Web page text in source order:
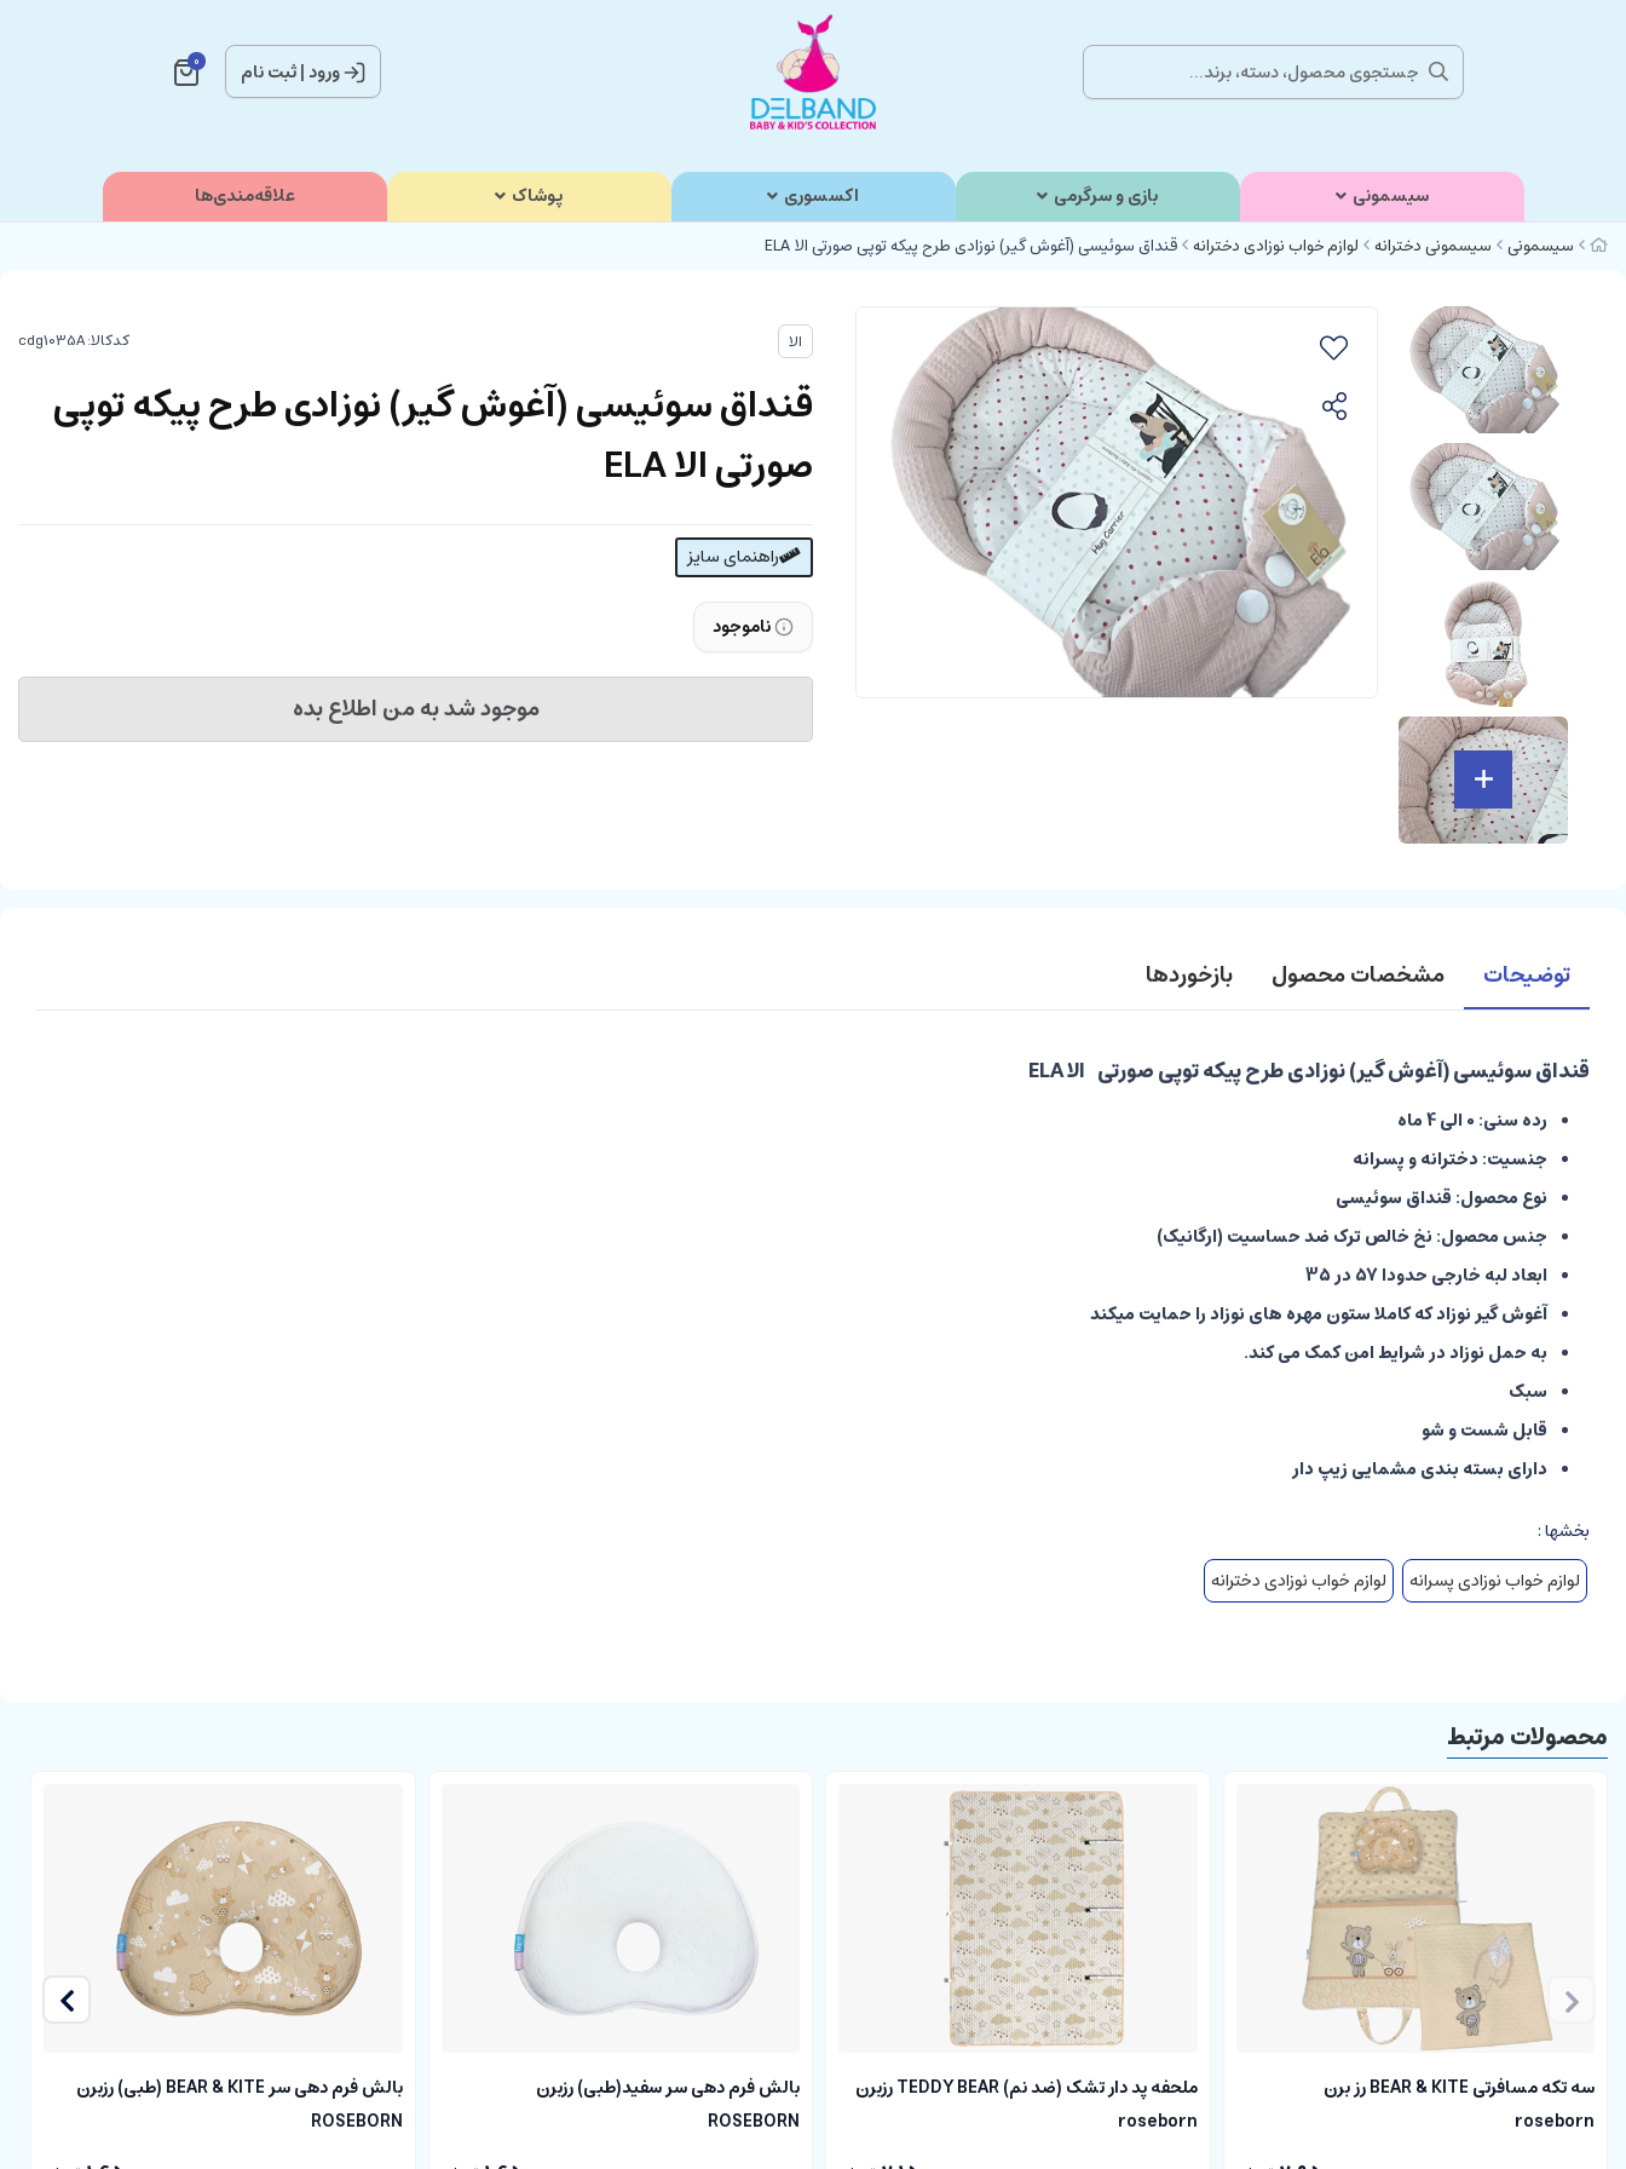
ورود|ثبت نام 0
سیسمونی بازی و سرگرمی اکسسوری پوشاک علاقه‌مندی‌ها
سیسمونی سیسمونی دخترانه لوازم خواب نوزادی دخترانه قنداق سوئیسی (آغوش گیر) نوزادی طرح پیکه توپی صورتی الا ELA
الا کدکالا:
قنداق سوئیسی (آغوش گیر) نوزادی طرح پیکه توپی
صورتی الا ELA
راهنمای سایز
ناموجود
موجود شد به من اطلاع بده
توضیحات مشخصات محصول بازخوردها
قنداق سوئیسی (آغوش گیر) نوزادی طرح پیکه توپی صورتی الا ELA
رده سنی: 0 الی 4 ماه
جنسیت: دخترانه و پسرانه
نوع محصول: قنداق سوئیسی
جنس محصول: نخ خالص ترک ضد حساسیت (ارگانیک)
ابعاد لبه خارجی حدودا 57 در 35
آغوش گیر نوزاد که کاملا ستون مهره های نوزاد را حمایت میکند
به حمل نوزاد در شرایط امن کمک می کند.
سبک
قابل شست و شو
دارای بسته بندی مشمایی زیپ دار
بخشها :
لوازم خواب نوزادی پسرانه
لوازم خواب نوزادی دخترانه
محصولات مرتبط
سه تکه مسافرتی BEAR & KITE رز برن
roseborn
ملحفه پد دار تشک (ضد نم) TEDDY BEAR رزبرن
roseborn
بالش فرم دهی سر سفید(طبی) رزبرن
ROSEBORN
بالش فرم دهی سر BEAR & KITE (طبی) رزبرن
ROSEBORN